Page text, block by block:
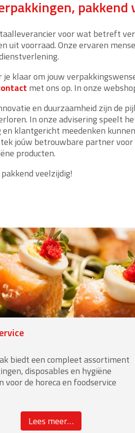
pakkend
voor wat betreft
uit voorraad. Onze ervaren
klaar om jouw
met ons op. In onze
en duurzaamheid zijn de
In onze advisering speelt
klantgericht meedenken
joúw betrouwbare partner
producten.
veelzijdig!
biedt een compleet assortiment
disposables en hygiëne
voor de horeca en foodservice
Lees meerabout
…